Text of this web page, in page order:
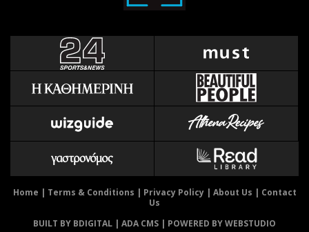
Home | Terms & Conditions | Privacy Policy| About Us | Contact
Us
BUILT BY BDIGITAL | ADA CMS | POWERED BY WEBSTUDIO